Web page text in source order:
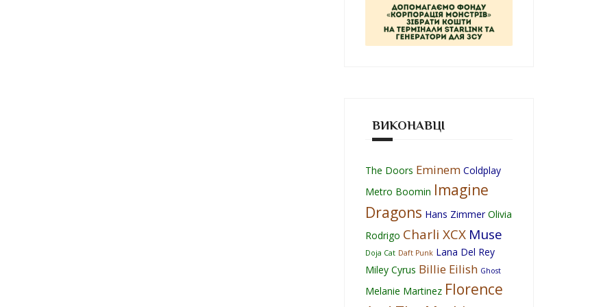
ВИКОНАВЦІ
The Doors Eminem Coldplay
Metro Boomin Imagine
Dragons Hans Zimmer Olivia
Rodrigo Charli XCX Muse
Doja Cat Daft Punk Lana Del Rey
Miley Cyrus Billie Eilish Ghost
Melanie Martinez Florence